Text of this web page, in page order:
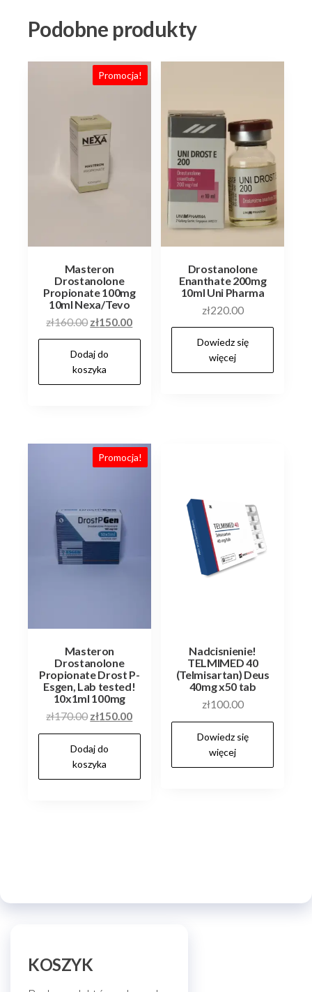
Podobne produkty
Promocja!
Masteron
Drostanolone
Propionate 100mg
10ml Nexa/Tevo
zł160.00 Pierwotna
cena
wynosiła:
zł160.00.
zł150.00Aktualna
cena
zł150.00.
Dodaj do
koszyka
Drostanolone
Enanthate 200mg
10ml Uni Pharma
zł220.00
Dowiedz się
więcej
Promocja!
Masteron
Drostanolone
Propionate Drost P-
Esgen, Lab tested!
10x1ml 100mg
zł170.00 Pierwotna
cena
wynosiła:
zł170.00.
zł150.00Aktualna
cena
zł150.00.
Dodaj do
koszyka
Nadcisnienie!
TELMIMED 40
(Telmisartan) Deus
40mg x50 tab
zł100.00
Dowiedz się
więcej
KOSZYK